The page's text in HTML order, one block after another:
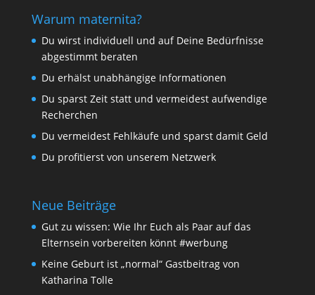
Warum maternita?
Du wirst individuell und auf Deine Bedürfnisse
abgestimmt beraten
Du erhälst unabhängige Informationen
Du sparst Zeit statt und vermeidest aufwendige
Recherchen
Du vermeidest Fehlkäufe und sparst damit Geld
Du profitierst von unserem Netzwerk
Neue Beiträge
Gut zu wissen: Wie Ihr Euch als Paar auf das
Elternsein vorbereiten könnt #werbung
Keine Geburt ist „normal“ Gastbeitrag von
Katharina Tolle